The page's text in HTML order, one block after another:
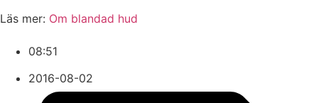
Läs mer: Om blandad hud
08:51
2016-08-02